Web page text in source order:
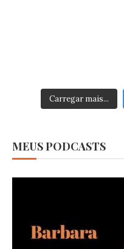
Carregar mais...
MEUS PODCASTS